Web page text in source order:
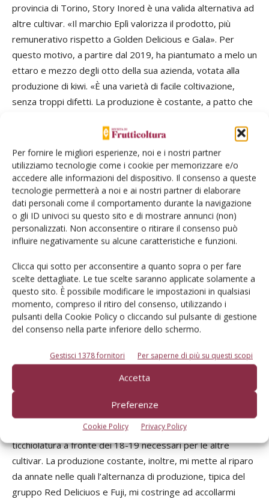
Per fornire le migliori esperienze, noi e i nostri partner
utilizziamo tecnologie come i cookie per memorizzare e/o
accedere alle informazioni del dispositivo. Il consenso a queste
tecnologie permetterà a noi e ai nostri partner di elaborare
dati personali come il comportamento durante la navigazione
o gli ID univoci su questo sito e di mostrare annunci (non)
personalizzati. Non acconsentire o ritirare il consenso può
influire negativamente su alcune caratteristiche e funzioni.
Clicca qui sotto per acconsentire a quanto sopra o per fare
scelte dettagliate. Le tue scelte saranno applicate solamente a
questo sito. È possibile modificare le impostazioni in qualsiasi
momento, compreso il ritiro del consenso, utilizzando i
pulsanti della Cookie Policy o cliccando sul pulsante di gestione
del consenso nella parte inferiore dello schermo.
Gestisci 1378 fornitori Per saperne di più su questi scopi
Accetta
Preferenze
Cookie Policy Privacy Policy
provincia di Torino, Story Inored è una valida alternativa ad
altre cultivar. «Il marchio Eplì valorizza il prodotto, più
remunerativo rispetto a Golden Delicious e Gala». Per
questo motivo, a partire dal 2019, ha piantumato a melo un
ettaro e mezzo degli otto della sua azienda, votata alla
produzione di kiwi. «È una varietà di facile coltivazione,
senza troppi difetti. La produzione è costante, a patto che
influisce in modo negativo sulla pezzatura delle mele e
quindi sul valore commerciale, oltre a indebolire la pianta
nella stagione successiva». Nell’areale, posto all’imbocco
della Val Pellice, la raccolta inizia durante la prima decade di
ottobre: «Col primo passaggio si stacca il 70 per cento del
prodotto, le operazioni terminano all’inizio di novembre e le
mele resistono bene anche se lasciate qualche giorno in più
sugli alberi».
Silvana Demarchi coltiva 4 ettari di frutteti a Saluzzo e ha
aderito al progetto Eplì nel 2016. «Dovevo sostituire un
impianto di Red Delicious, ormai a fine ciclo e poco richieste
sul mercato: ho deciso di mettere a dimora 850 piante di
Story Inored. Mi serviva una varietà a maturazione
autunnale non eccessivamente tardiva, da affiancare alle
cultivar Super Chief, Gala e Golden Delicious presenti in
azienda: negli anni ho raggiunto l’ettaro e mezzo di
superficie». La riduzione dei trattamenti è un grande
vantaggio, specie per una piccola realtà a conduzione
familiare: «Eseguo fra i 10 e i 14 interventi per la
ticchiolatura a fronte dei 18-19 necessari per le altre
cultivar. La produzione costante, inoltre, mi mette al riparo
da annate nelle quali l’alternanza di produzione, tipica del
gruppo Red Deliciuos e Fuji, mi costringe ad accollarmi